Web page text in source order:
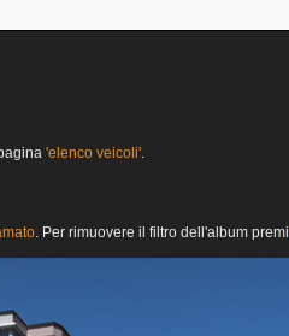
'elenco veicoli'.
. Per rimuovere il filtro dell'album premi